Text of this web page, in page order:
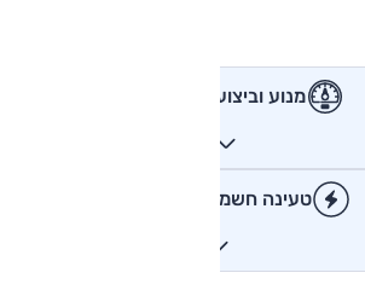
מנוע וביצועים
טעינה חשמלית